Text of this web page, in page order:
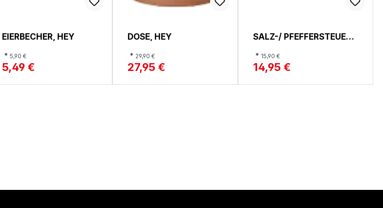
EIERBECHER, HEY
* 5,90 €
5,49 €
DOSE, HEY
* 29,90 €
27,95 €
SALZ-/ PFEFFERSTEUER,
* 15,90 €
14,95 €